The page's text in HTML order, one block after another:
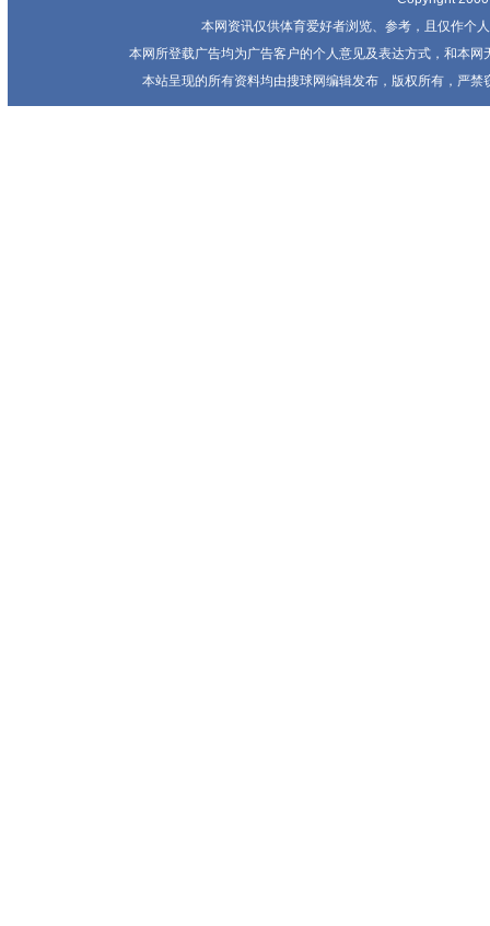
本网资讯仅供体育爱好者浏览、参考，且仅作个
本网所登载广告均为广告客户的个人意见及表达方式，和本
本站呈现的所有资料均由搜球网编辑发布，版权所有，严